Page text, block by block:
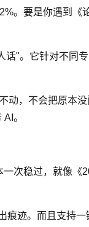
。要是你遇到《
"。它针对不同
动，不会把原本
。
一次稳过，就像《
痕迹。而且支持